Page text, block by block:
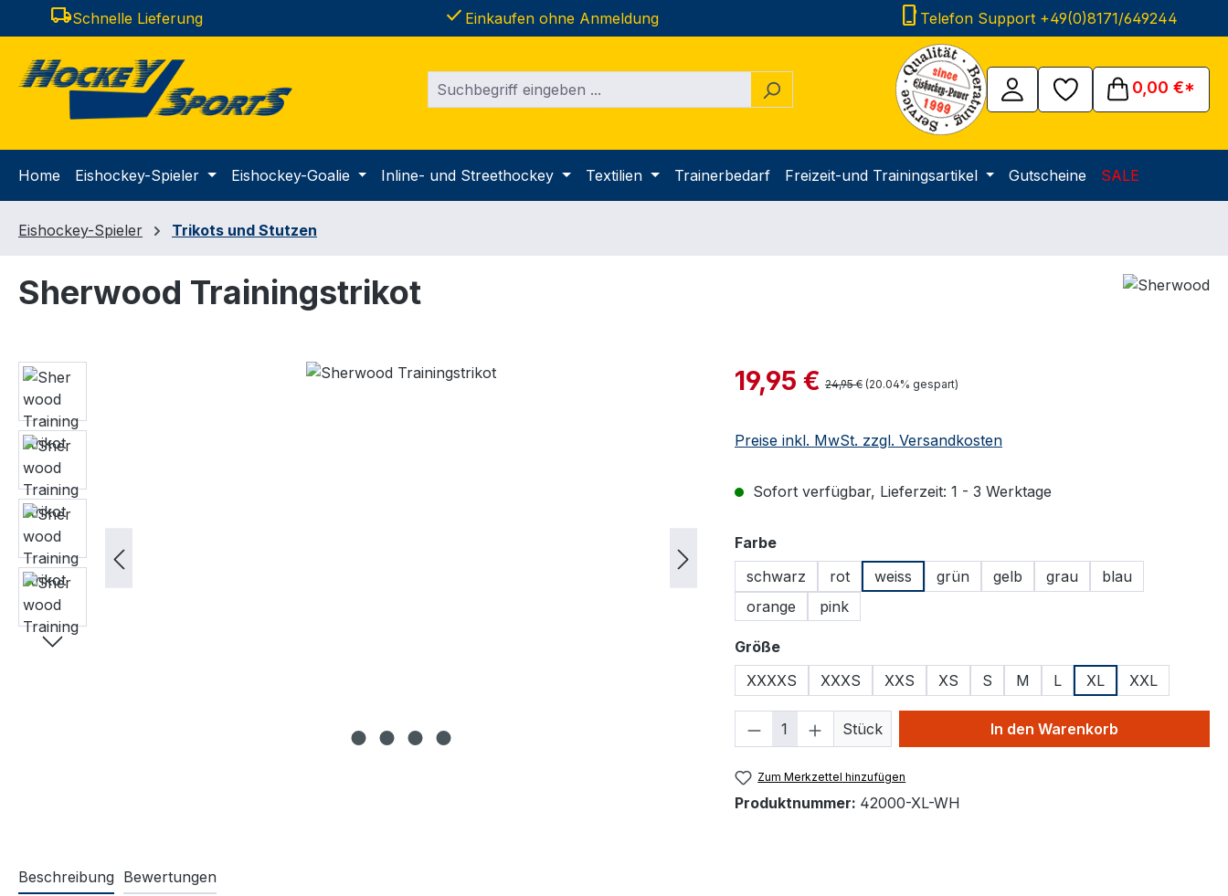
Hauptinhalt springen
Zur Suche springen
Zur Hauptnavigation springen
local_shippingSchnelle Lieferung done Einkaufen ohne Anmeldung phone_iphone Telefon Support +49(0)8171/649244
0,00 €*
Home Eishockey-Spieler Eishockey-Goalie Inline- und Streethockey Textilien Trainerbedarf Freizeit-und Trainingsartikel Gutscheine SALE
Eishockey-Spieler Trikots und Stutzen
Sherwood Trainingstrikot
Bildergalerie überspringen Verkaufspreis:
19,95 € Regulärer Preis:
24,95 € (20.04% gespart)
Preise inkl. MwSt. zzgl. Versandkosten
Sofort verfügbar, Lieferzeit: 1 - 3 Werktage
Farbeauswählen
schwarz
rot weiss grün gelb grau
blau
orange
pink
Größeauswählen
XXXXS
XXXS XXS XS S M L XL XXL
Produkt Anzahl: Gib den gewünschten Wert
Stück In den Warenkorb
Zum Merkzettel hinzufügen
Produktnummer: 42000-XL-WH
Beschreibung Bewertungen